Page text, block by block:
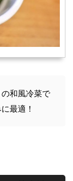
和風冷菜で
最適！